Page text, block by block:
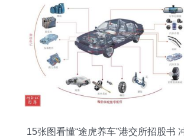
15张图看懂“途虎养车”港交所招股书